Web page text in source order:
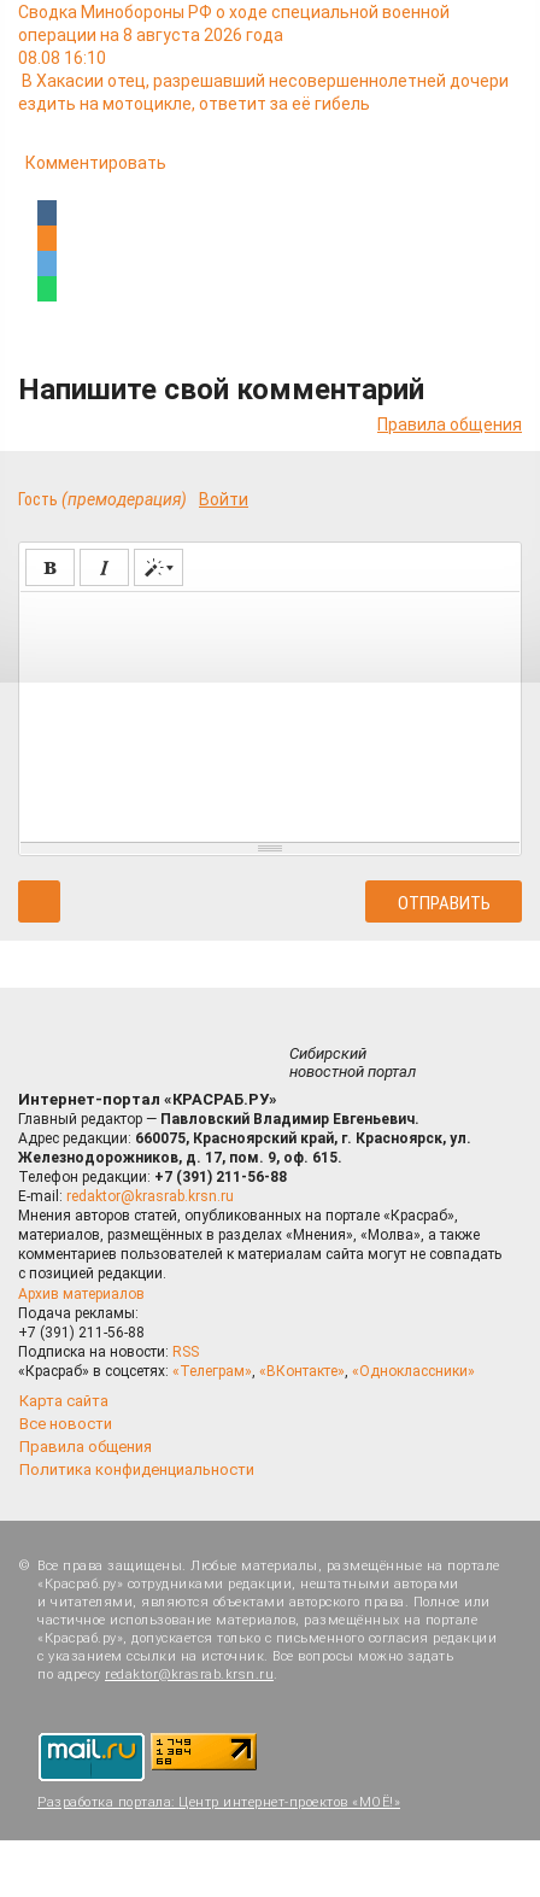
Сводка Минобороны РФ о ходе специальной военной
операции на 8 августа 2026 года
08.08 16:10
В Хакасии отец, разрешавший несовершеннолетней дочери
ездить на мотоцикле, ответит за её гибель
Комментировать
Напишите свой комментарий
Правила общения
Гость (премодерация) Войти
Сибирский
новостной портал
Интернет-портал «КРАСРАБ.РУ»
Главный редактор — Павловский Владимир Евгеньевич.
Адрес редакции: 660075, Красноярский край, г. Красноярск, ул.
Железнодорожников, д. 17, пом. 9, оф. 615.
Телефон редакции: +7 (391) 211-56-88
E-mail: redaktor@krasrab.krsn.ru
Мнения авторов статей, опубликованных на портале «Красраб»,
материалов, размещённых в разделах «Мнения», «Молва», а также
комментариев пользователей к материалам сайта могут не совпадать
с позицией редакции.
Архив материалов
Подача рекламы:
+7 (391) 211-56-88
Подписка на новости: RSS
«Красраб» в соцсетях: «Телеграм», «ВКонтакте», «Одноклассники»
Карта сайта
Все новости
Правила общения
Политика конфиденциальности
Все права защищены. Любые материалы, размещённые на портале
«Красраб.ру» сотрудниками редакции, нештатными авторами
и читателями, являются объектами авторского права. Полное или
частичное использование материалов, размещённых на портале
«Красраб.ру», допускается только с письменного согласия редакции
с указанием ссылки на источник. Все вопросы можно задать
по адресу redaktor@krasrab.krsn.ru.
Разработка портала: Центр интернет-проектов «МОЁ!»